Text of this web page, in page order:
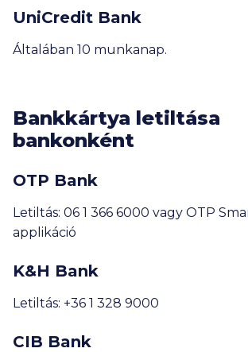
UniCredit Bank
Általában 10 munkanap.
Bankkártya letiltása
bankonként
OTP Bank
Letiltás: 06 1 366 6000 vagy OTP
applikáció
K&H Bank
Letiltás: +36 1 328 9000
CIB Bank